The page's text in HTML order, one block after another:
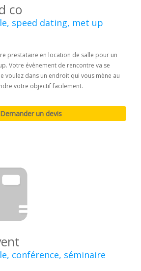
co
speed dating, met up
prestataire en location de salle pour un
Votre évènement de rencontre va se
voulez dans un endroit qui vous mène au
votre objectif facilement.
conférence, séminaire